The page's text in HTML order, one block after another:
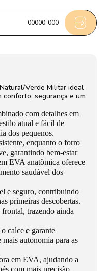
00000-000
Verde Militar ideal
conforto, segurança e um
com detalhes em
atual e fácil de
dos pequenos.
enquanto o forro
garantindo bem-estar
EVA anatômica oferece
saudável dos
e seguro, contribuindo
primeiras descobertas.
trazendo ainda
calce e garante
autonomia para as
em EVA, ajudando a
com mais precisão.